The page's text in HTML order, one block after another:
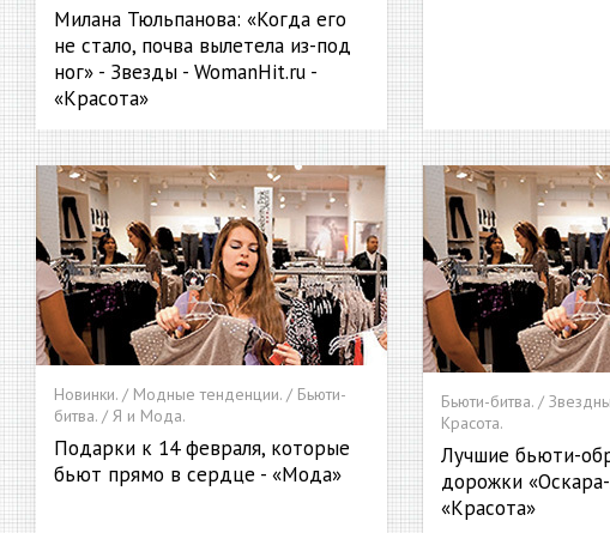
Милана Тюльпанова: «Когда его
не стало, почва вылетела из-под
ног» - Звезды - WomanHit.ru -
«Красота»
Новинки. / Модные тенденции. / Бьюти-
битва. / Я и Мода.
Подарки к 14 февраля, которые
бьют прямо в сердце - «Мода»
Бьюти-битва. /
Красота.
Лучшие бьюти-
дорожки
«Красота»